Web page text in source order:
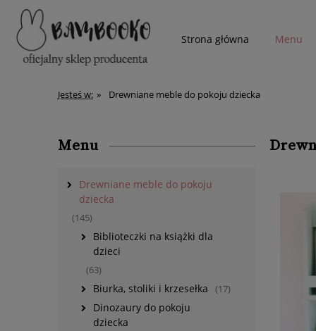
Strona główna Menu
Jesteś w: » Drewniane meble do pokoju dziecka
Menu
Drewniane meble do pokoju
dziecka
(145)
Biblioteczki na książki dla
dzieci
(63)
Biurka, stoliki i krzesełka (17)
Dinozaury do pokoju
dziecka